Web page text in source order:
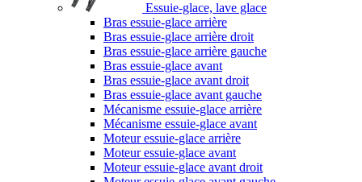
Essuie-glace, lave glace
Bras essuie-glace arrière
Bras essuie-glace arrière droit
Bras essuie-glace arrière gauche
Bras essuie-glace avant
Bras essuie-glace avant droit
Bras essuie-glace avant gauche
Mécanisme essuie-glace arrière
Mécanisme essuie-glace avant
Moteur essuie-glace arrière
Moteur essuie-glace avant
Moteur essuie-glace avant droit